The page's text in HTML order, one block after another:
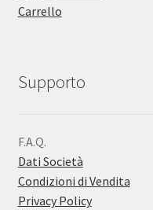
Carrello
Supporto
F.A.Q.
Dati Società
Condizioni di Vendita
Privacy Policy